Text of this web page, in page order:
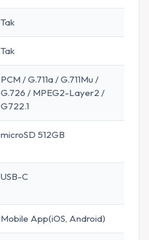
Tak
Tak
PCM / G.711a / G.711Mu /
G.726 / MPEG2-Layer2 /
G722.1
microSD 512GB
USB-C
Mobile App(iOS, Android)